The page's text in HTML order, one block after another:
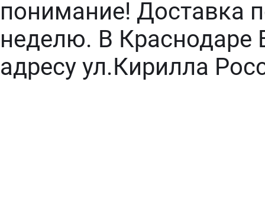
понимание! Доставка
неделю. В Краснодаре
адресу ул.Кирилла